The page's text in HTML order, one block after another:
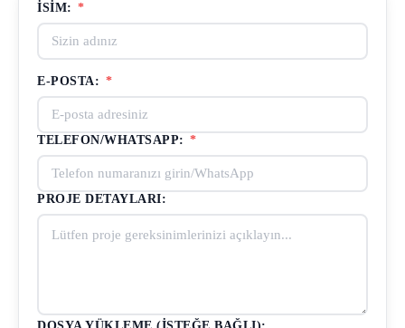
İSIM: *
E-POSTA: *
TELEFON/WHATSAPP: *
PROJE DETAYLARI: